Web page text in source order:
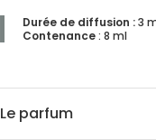
Durée de diffusion :3
Contenance: 8 ml
Le parfum